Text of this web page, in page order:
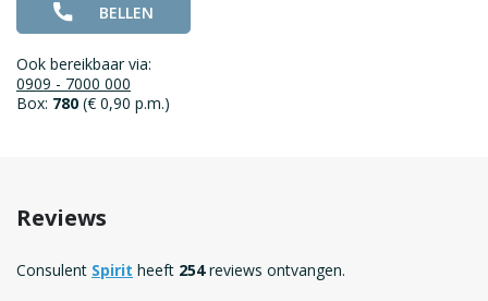
BELLEN
Ook bereikbaar via:
0909 - 7000 000
Box: 780 (€ 0,90 p.m.)
Reviews
Consulent Spirit heeft 254reviews ontvangen.